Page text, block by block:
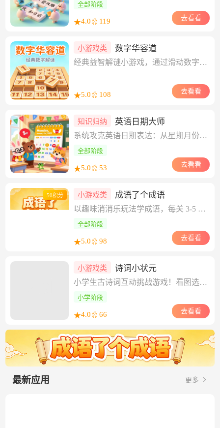
全部阶段
★4.0 119 去看看
小游戏类 数字华容道
经典益智解谜小游戏，通过滑动数字方块归位排序，锻炼逻辑思维与反应力。关卡由简入难，清爽界面轻松上手，越玩越专注
★5.0 108 去看看
知识归纳 英语日期大师
系统攻克英语日期表达：从星期月份到序数词、介词搭配与英美格式差异，四阶互动练习+可调速语音，学得准、记得牢、用得对！
全部阶段
★5.0 53 去看看
50积分 小游戏类 成语了个成语
以趣味消消乐玩法学成语，每关 3-5 个成语混于 12 张卡牌，拼齐四字即可消除。闯关解锁释义与例句，6 关由浅入深，图鉴留存所学，轻松积累成语知识。
全部阶段
★5.0 98 去看看
小游戏类 诗词小状元
小学生古诗词互动挑战游戏！看图选诗、听句补全、易错字辨析、情景应用，6关闯关+语音跟读+智能提示，轻松掌握课标75首。
小学阶段
★4.0 66 去看看
最新应用 更多